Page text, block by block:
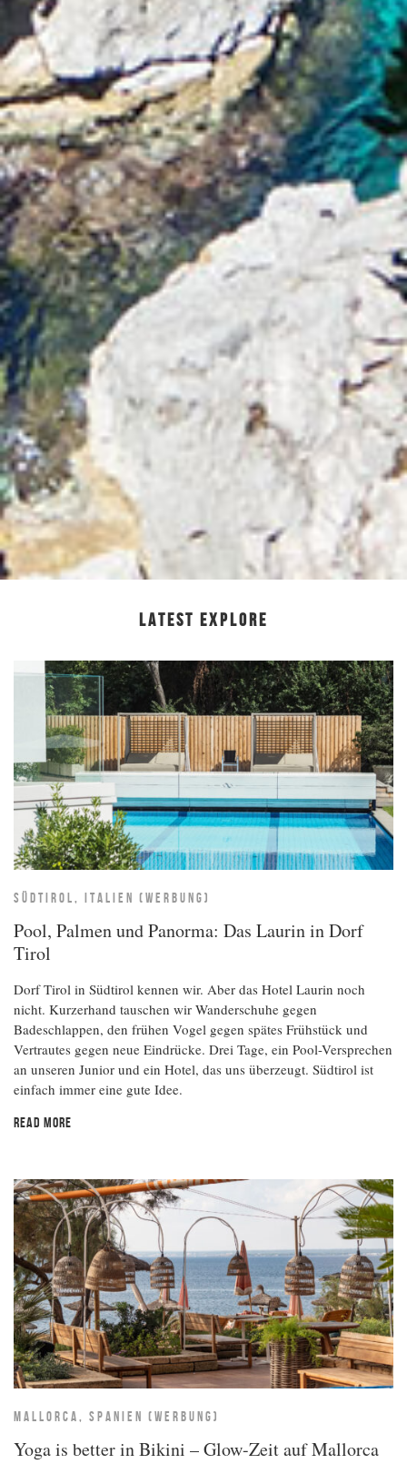
LATEST EXPLORE
SÜDTIROL, ITALIEN (WERBUNG)
Pool, Palmen und Panorma: Das Laurin in Dorf
Tirol
Dorf Tirol in Südtirol kennen wir. Aber das Hotel Laurin noch
nicht. Kurzerhand tauschen wir Wanderschuhe gegen
Badeschlappen, den frühen Vogel gegen spätes Frühstück und
Vertrautes gegen neue Eindrücke. Drei Tage, ein Pool-Versprechen
an unseren Junior und ein Hotel, das uns überzeugt. Südtirol ist
einfach immer eine gute Idee.
READ MORE
MALLORCA, SPANIEN (WERBUNG)
Yoga is better in Bikini – Glow-Zeit auf Mallorca